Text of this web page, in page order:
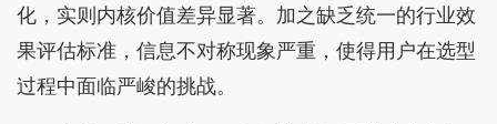
化，实则内核价值差异显著。加之缺乏统一的行业效
果评估标准，信息不对称现象严重，使得用户在选型
过程中面临严峻的挑战。